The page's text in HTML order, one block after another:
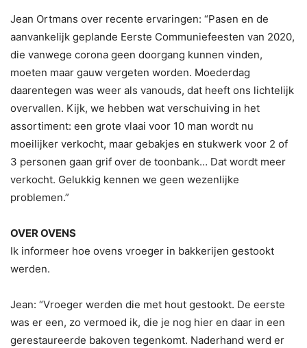
Jean Ortmans over recente ervaringen: “Pasen en de
aanvankelijk geplande Eerste Communiefeesten van 2020,
die vanwege corona geen doorgang kunnen vinden,
moeten maar gauw vergeten worden. Moederdag
daarentegen was weer als vanouds, dat heeft ons lichtelijk
overvallen. Kijk, we hebben wat verschuiving in het
assortiment: een grote vlaai voor 10 man wordt nu
moeilijker verkocht, maar gebakjes en stukwerk voor 2 of
3 personen gaan grif over de toonbank… Dat wordt meer
verkocht. Gelukkig kennen we geen wezenlijke
problemen.”
OVER OVENS
Ik informeer hoe ovens vroeger in bakkerijen gestookt
werden.
Jean: “Vroeger werden die met hout gestookt. De eerste
was er een, zo vermoed ik, die je nog hier en daar in een
gerestaureerde bakoven tegenkomt. Naderhand werd er